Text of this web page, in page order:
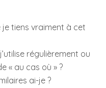
tiens vraiment à cet
régulièrement ou
« au cas où » ?
ai-je ?